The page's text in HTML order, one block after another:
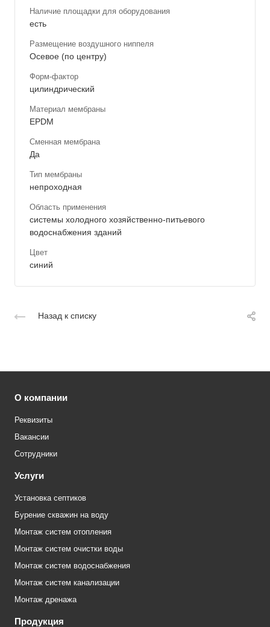
Наличие площадки для оборудования
есть
Размещение воздушного ниппеля
Осевое (по центру)
Форм-фактор
цилиндрический
Материал мембраны
EPDM
Сменная мембрана
Да
Тип мембраны
непроходная
Область применения
системы холодного хозяйственно-питьевого
водоснабжения зданий
Цвет
синий
Назад к списку
О компании
Реквизиты
Вакансии
Сотрудники
Услуги
Установка септиков
Бурение скважин на воду
Монтаж систем отопления
Монтаж систем очистки воды
Монтаж систем водоснабжения
Монтаж систем канализации
Монтаж дренажа
Продукция